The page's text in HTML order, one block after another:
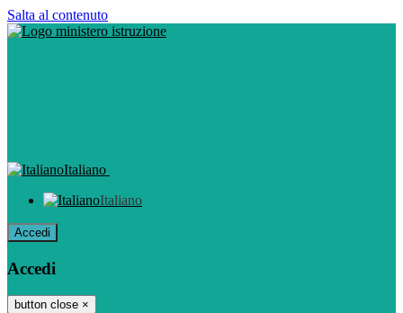
Salta al contenuto
Italiano
Italiano
Accedi
Accedi
button close ×